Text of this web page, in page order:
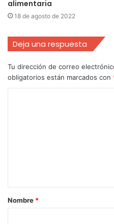
alimentaria
18 de agosto de 2022
Deja una respuesta
Tu dirección de correo
obligatorios están marcados con
Nombre *